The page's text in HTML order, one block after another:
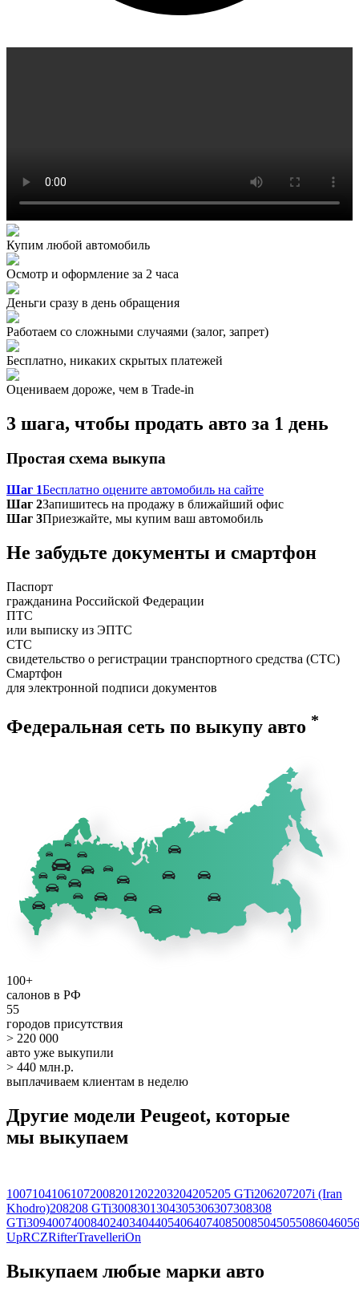
Купим любой автомобиль
Осмотр и оформление за 2 часа
Деньги сразу в день обращения
Работаем со сложными случаями (залог, запрет)
Бесплатно, никаких скрытых платежей
Оцениваем дороже, чем в Trade‑in
3 шага, чтобы продать авто за 1 день
Простая схема выкупа
Шаг 1Бесплатно оцените автомобиль на сайте
Шаг 2Запишитесь на продажу в ближайший офис
Шаг 3Приезжайте, мы купим ваш автомобиль
Не забудьте документы и смартфон
Паспорт
гражданина Российской Федерации
ПТС
или выписку из ЭПТС
СТС
свидетельство о регистрации транспортного средства (СТС)
Смартфон
для электронной подписи документов
Федеральная сеть по выкупу авто *
100+
салонов в РФ
55
городов присутствия
> 220 000
авто уже выкупили
> 440 млн.р.
выплачиваем клиентам в неделю
Другие модели Peugeot, которые
мы выкупаем
10071041061072008201 202203204205205 GTi206207207i (Iran
Khodro)208208 GTi3008301304305306307308308
GTi309400740084024034044054064074085008504505508604605
UpRCZRifterTravelleriOn
Выкупаем любые марки авто